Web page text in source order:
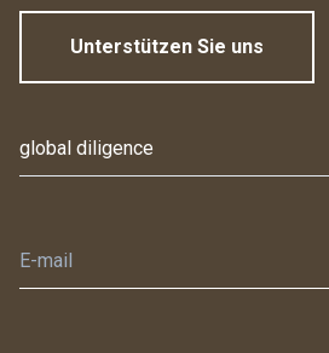
Unterstützen Sie uns